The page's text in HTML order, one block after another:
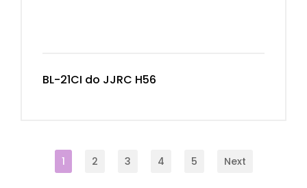
BL-21CI do JJRC H56
1 2 3 4 5 Next